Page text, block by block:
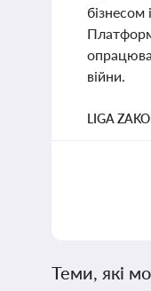
війни.
LIGA
Теми, які